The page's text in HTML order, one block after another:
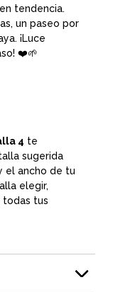
tendencia.
un paseo por
¡Luce
❤️🌱
4 te
sugerida
el ancho de tu
elegir,
todas tus